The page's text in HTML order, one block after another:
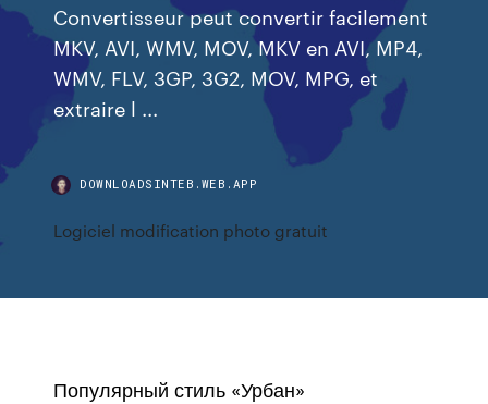
Convertisseur peut convertir facilement
MKV, AVI, WMV, MOV, MKV en AVI, MP4,
WMV, FLV, 3GP, 3G2, MOV, MPG, et
extraire l ...
DOWNLOADSINTEB.WEB.APP
Logiciel modification photo gratuit
Популярный стиль «Урбан»